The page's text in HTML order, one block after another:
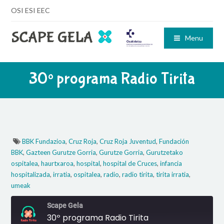
OSI ESI EEC
Menu
30º programa Radio Tirita
BBK Fundazioa,Cruz Roja,Cruz Roja Juventud,Fundación
BBK,Gazteen Gurutze Gorria,Gurutze Gorria,Gurutzetako
ospitalea,haurtxaroa,hospital,hospital de Cruces,infancia
hospitalizada,irratia,ospitalea,radio,radio tirita,tirita irratia,
umeak
Scape Gela
30º programa Radio Tirita